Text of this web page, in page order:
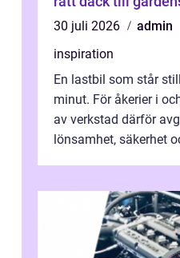
30 juli 2026
admin
inspiration
En lastbil som står
minut. För åkerier i
av verkstad därför
lönsamhet, säkerhet